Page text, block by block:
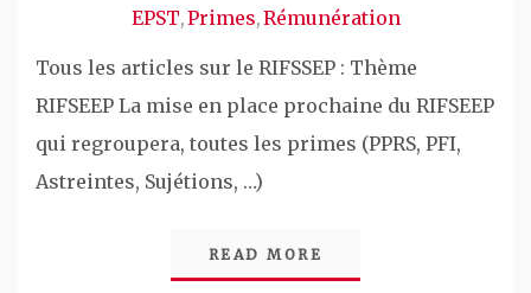
EPST,Primes,Rémunération
Tous les articles sur le RIFSSEP : Thème
RIFSEEP La mise en place prochaine du RIFSEEP
qui regroupera, toutes les primes (PPRS, PFI,
Astreintes, Sujétions, …)
READ MORE